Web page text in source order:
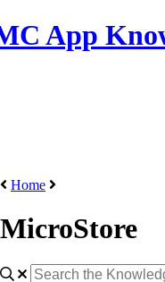
App
Home
MicroStore